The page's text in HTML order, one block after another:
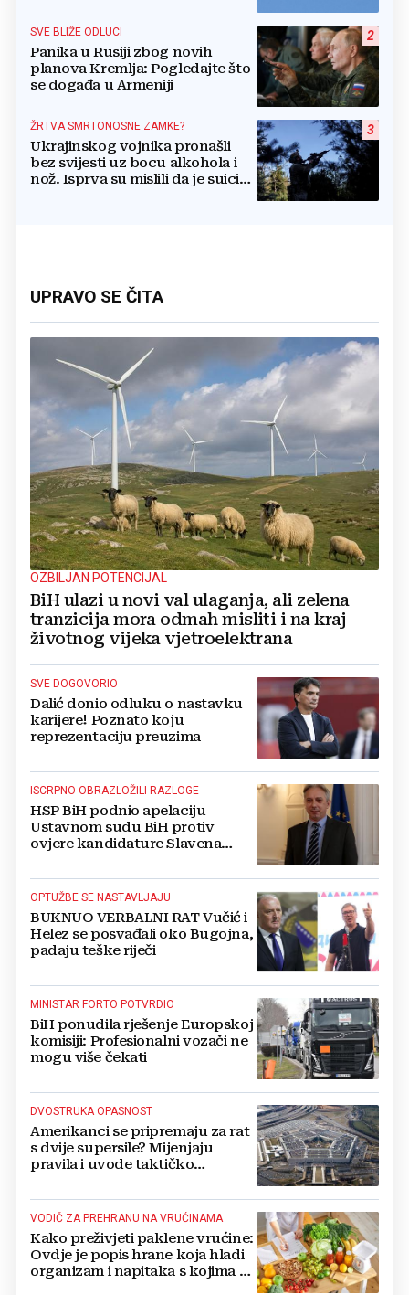
2
SVE BLIŽE ODLUCI
Panika u Rusiji zbog novih
planova Kremlja: Pogledajte što
se događa u Armeniji
3
ŽRTVA SMRTONOSNE ZAMKE?
Ukrajinskog vojnika pronašli
bez svijesti uz bocu alkohola i
nož. Isprva su mislili da je suicid,
UPRAVO SE ČITA
OZBILJAN POTENCIJAL
BiH ulazi u novi val ulaganja, ali zelena
tranzicija mora odmah misliti i na kraj
životnog vijeka vjetroelektrana
SVE DOGOVORIO
Dalić donio odluku o nastavku
karijere! Poznato koju
reprezentaciju preuzima
ISCRPNO OBRAZLOŽILI RAZLOGE
HSP BiH podnio apelaciju
Ustavnom sudu BiH protiv
ovjere kandidature Slavena
OPTUŽBE SE NASTAVLJAJU
BUKNUO VERBALNI RAT Vučić i
Helez se posvađali oko Bugojna,
padaju teške riječi
MINISTAR FORTO POTVRDIO
BiH ponudila rješenje Europskoj
komisiji: Profesionalni vozači ne
mogu više čekati
DVOSTRUKA OPASNOST
Amerikanci se pripremaju za rat
s dvije supersile? Mijenjaju
pravila i uvode taktičko
VODIČ ZA PREHRANU NA VRUĆINAMA
Kako preživjeti paklene vrućine:
Ovdje je popis hrane koja hladi
organizam i napitaka s kojima si